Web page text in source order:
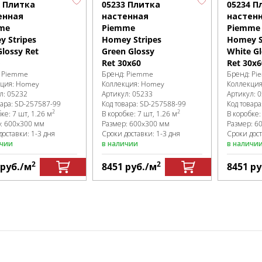
Плитка
Stripes
Ret
Piemme
Homey
05232
SD-257587-99
: 7 шт, 1.26 м2
600x300 мм
1-3 дня
руб./м2
05233 Плитка
настенная
Piemme
Homey Stripes
Green Glossy
Ret 30x60
Бренд: Piemme
Коллекция: Homey
Артикул: 05233
Код товара: SD-257588-99
В коробке: 7 шт, 1.26 м2
Размер: 600x300 мм
Сроки доставки: 1-3 дня
в наличии
8451 руб./м2
05234
Piemme
Homey
White
Ret
Бренд:
Артикул:
Код товара:
В коробке:
Размер:
Сроки
в наличии
8451